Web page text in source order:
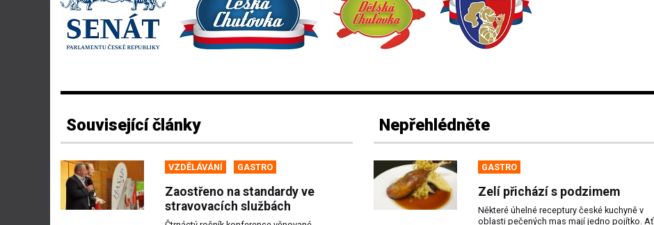
Související články
VZDĚLÁVÁNÍ GASTRO
Zaostřeno na standardy ve
stravovacích službách
Nepřehlédněte
GASTRO
Zelí přichází s podzimem
Některé úhelné receptury české kuchyně v
oblasti pečených mas mají jedno pojítko. Ať